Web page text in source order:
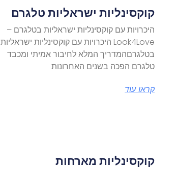
קוקסינליות ישראליות טלגרם
היכרויות עם קוקסינליות ישראליות בטלגרם –
Look4Love היכרויות עם קוקסינליות ישראליות
בטלגרםהמדריך המלא לחיבור אמיתי ומכבד
טלגרם הפכה בשנים האחרונות
קראו עוד
קוקסינליות מארחות